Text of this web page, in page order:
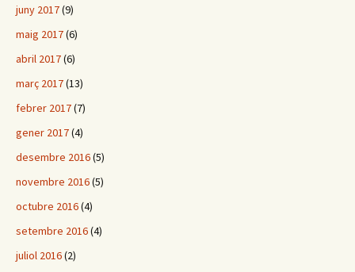
juny 2017(9)
maig 2017(6)
abril 2017(6)
març 2017(13)
febrer 2017(7)
gener 2017(4)
desembre 2016(5)
novembre 2016(5)
octubre 2016(4)
setembre 2016(4)
juliol 2016(2)